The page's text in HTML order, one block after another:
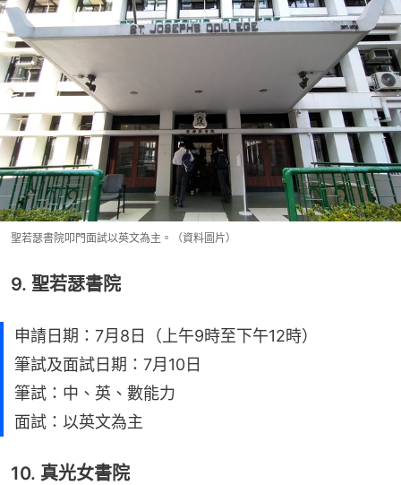
聖若瑟書院叩門面試以英文為主。（資料圖片）
9. 聖若瑟書院
申請日期：7月8日（上午9時至下午12時）
筆試及面試日期：7月10日
筆試：中、英、數能力
面試：以英文為主
10. 真光女書院